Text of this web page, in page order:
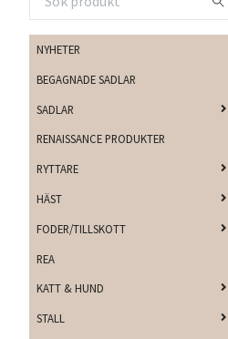
NYHETER
BEGAGNADE SADLAR
SADLAR
RENAISSANCE PRODUKTER
RYTTARE
HÄST
FODER/TILLSKOTT
REA
KATT & HUND
STALL